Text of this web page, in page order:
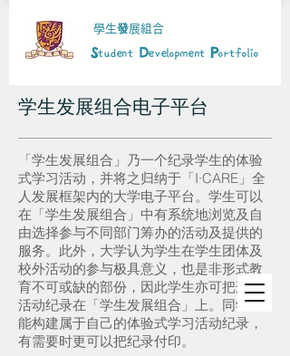
學生發展組合
Student Development Portfolio
学生发展组合电子平台
「学生发展组合」乃一个纪录学生的体验
式学习活动，并将之归纳于「I·CARE」全
人发展框架内的大学电子平台。学生可以
在「学生发展组合」中有系统地浏览及自
由选择参与不同部门筹办的活动及提供的
服务。此外，大学认为学生在学生团体及
校外活动的参与极具意义，也是非形式教
育不可或缺的部份，因此学生亦可把这些
活动纪录在「学生发展组合」上。同学将
能构建属于自己的体验式学习活动纪录，
有需要时更可以把纪录付印。